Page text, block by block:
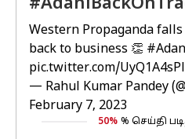
Western Propaganda
back to business 👏
pic.twitter.com/
— Rahul Kumar Pandey
February 7, 2023
50% % செய்தி